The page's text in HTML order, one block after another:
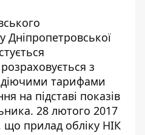
Дніпропетровської
з
тарифами
на підставі показів
. 28 лютого 2017
що прилад обліку НІК